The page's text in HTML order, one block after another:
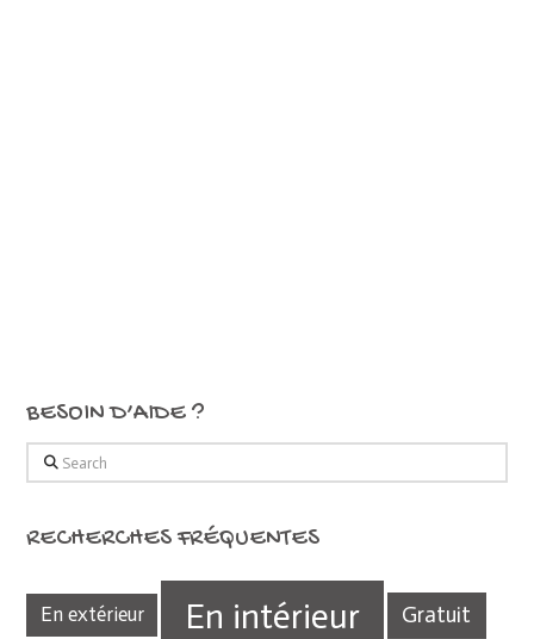
BESOIN D’AIDE ?
Search
RECHERCHES FRÉQUENTES
En extérieur En intérieur Gratuit